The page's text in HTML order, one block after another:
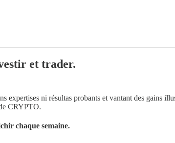
et trader.
expertises ni résultas probants et vantant des gains
CRYPTO.
chaque semaine.